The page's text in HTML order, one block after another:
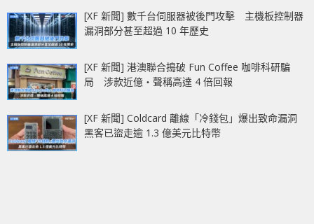
[XF 新聞] 數千台伺服器被後門攻擊 主機板控制器
漏洞部分甚至超過 10 年歷史
[XF 新聞] 港澳聯合搗破 Fun Coffee 咖啡科研騙
局 涉款近億‧聲稱高達 4 倍回報
[XF 新聞] Coldcard 離線「冷錢包」爆出致命漏洞
黑客已盜走逾 1.3 億美元比特幣